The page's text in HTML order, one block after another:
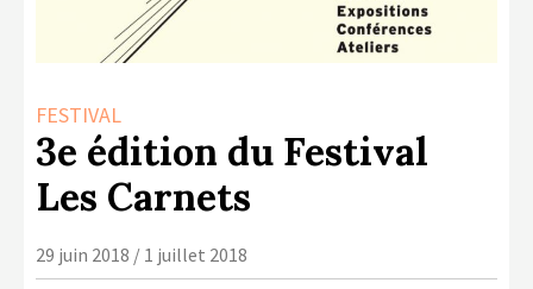
LA CULTURE AVEC LA COPIE
PRIVÉE
CONTACTS
FESTIVAL
3e édition du Festival
Les Carnets
29 juin 2018 / 1 juillet 2018